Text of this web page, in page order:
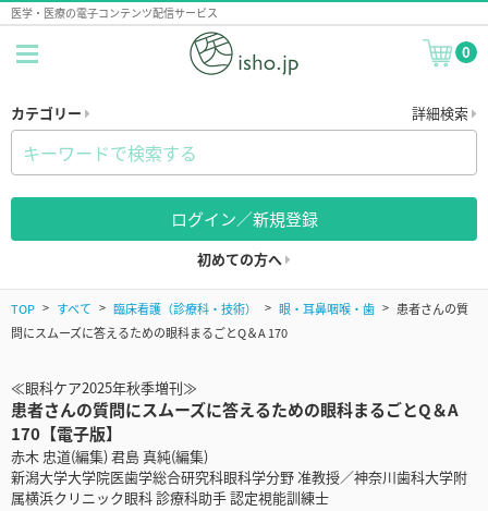
医学・医療の電子コンテンツ配信サービス
0
カテゴリー 詳細検索
ログイン／新規登録
初めての方へ
TOP すべて 臨床看護（診療科・技術） 眼・耳鼻咽喉・歯
患者さんの質
問にスムーズに答えるための眼科まるごとQ＆A 170
≪眼科ケア2025年秋季増刊≫
患者さんの質問にスムーズに答えるための眼科まるごとQ＆A
170【電子版】
赤木 忠道(編集) 君島 真純(編集)
新潟大学大学院医歯学総合研究科眼科学分野 准教授／神奈川歯科大学附
属横浜クリニック眼科 診療科助手 認定視能訓練士